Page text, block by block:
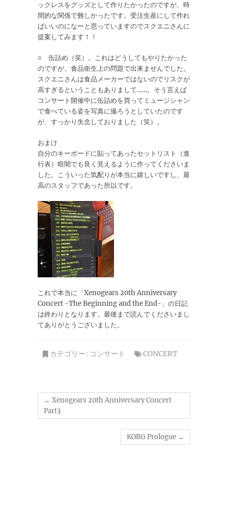
ックレスをグッズとして作りたかったのですが、時
間的な関係で難しかったです。受注生産にして作れ
ばいいのになーと思っていますのでスクエニさんに
提案してみます！！
○ 缶詰め（笑）。これはどうしてもやりたかった
のですが、食品衛生上の問題で出来ませんでした。
スクエニさんは食品メーカーではないのでリスクが
高すぎるということもありまして……。そう言えば
コンサート開催中に缶詰めを買ってミュージシャン
で食べている姿を写真に撮ろうとしていたのです
が、すっかり失念しておりました（笑）。
おまけ
自分のキーボードに貼ってあったセットリスト（進
行表）暗闇でも良く見えるように作ってくださいま
した。こういった気配りが本当に嬉しいですし、最
高のスタッフであった所以です。
これで本当に「Xenogears 20th Anniversary
Concert -The Beginning and the End-」の日記
は終わりとなります。最後まで読んでくださいまし
てありがとうございました。
カテゴリー: コンサート CONCERT
← Xenogears 20th Anniversary Concert
Part3
KORG Prologue →